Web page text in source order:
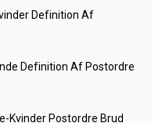
Definition Af
Definition Af Postordre
Kvinder Postordre Brud